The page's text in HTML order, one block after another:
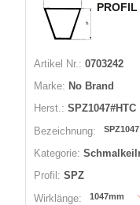
Artikel Nr.: 0703242
Marke: No Brand
Herst.: SPZ1047#HTC
Bezeichnung:
Kategorie:
Profil: SPZ
Wirklänge:
1047mm